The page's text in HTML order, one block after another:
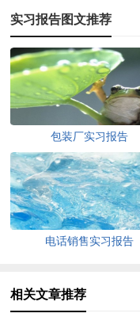
实习报告图文推荐
包装厂实习报告
电话销售实习报告
相关文章推荐